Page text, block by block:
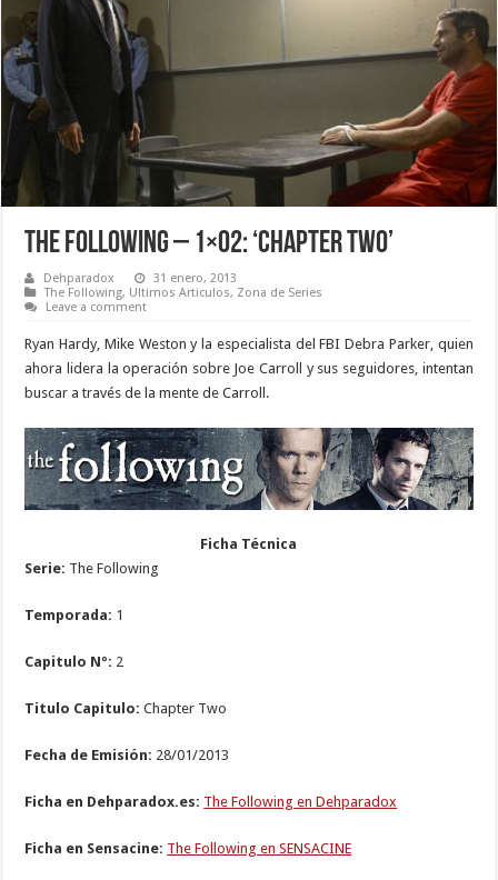
The Following – 1×02: ‘Chapter Two’
Dehparadox
31 enero, 2013
The Following, Ultimos Articulos, Zona de Series
Leave a comment
Ryan Hardy, Mike Weston y la especialista del FBI Debra Parker, quien
ahora lidera la operación sobre Joe Carroll y sus seguidores, intentan
buscar a través de la mente de Carroll.
Ficha Técnica
Serie: The Following
Temporada: 1
Capitulo Nº: 2
Titulo Capitulo: Chapter Two
Fecha de Emisión: 28/01/2013
Ficha en Dehparadox.es: The Following en Dehparadox
Ficha en Sensacine: The Following en SENSACINE